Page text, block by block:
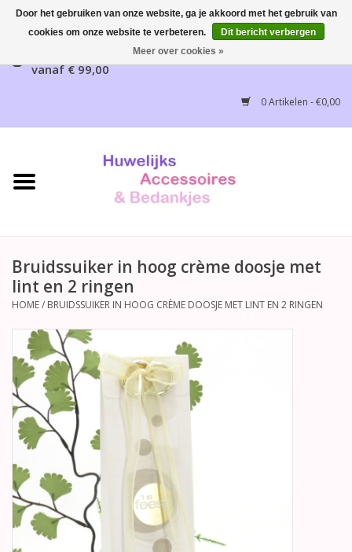
Gratis verzending mogelijk, NL vanaf € 65,00, België
vanaf € 99,00
0 Artikelen - €0,00
Home
Bruidsaccessoires
Huwelijksreceptie
Disney Huwelijk
Betty Boop Huwelijk
Jubileum
Geboorte, Doop en
Communie
SALE
Bruidssuiker in hoog crème doosje met
lint en 2 ringen
HOME/ BRUIDSSUIKER IN HOOG CRÈME DOOSJE MET LINT EN 2 RINGEN
Door het gebruiken van onze website, ga je akkoord met het gebruik van
cookies om onze website te verbeteren.
Dit bericht verbergen
Meer over cookies »